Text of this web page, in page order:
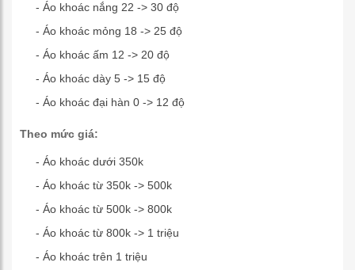
- Áo khoác nắng 22 -> 30 độ
- Áo khoác mỏng 18 -> 25 độ
- Áo khoác ấm 12 -> 20 độ
- Áo khoác dày 5 -> 15 độ
- Áo khoác đại hàn 0 -> 12 độ
Theo mức giá:
- Áo khoác dưới 350k
- Áo khoác từ 350k -> 500k
- Áo khoác từ 500k -> 800k
- Áo khoác từ 800k -> 1 triệu
- Áo khoác trên 1 triệu